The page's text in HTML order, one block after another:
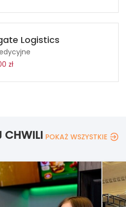
Logistics
zł
CHWILI POKAŻ WSZYSTKIE